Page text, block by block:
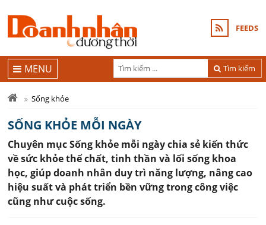
FEEDS
Tìm kiếm
MENU
Sống khỏe
SỐNG KHỎE MỖI NGÀY
Chuyên mục Sống khỏe mỗi ngày chia sẻ kiến thức
về sức khỏe thể chất, tinh thần và lối sống khoa
học, giúp doanh nhân duy trì năng lượng, nâng cao
hiệu suất và phát triển bền vững trong công việc
cũng như cuộc sống.